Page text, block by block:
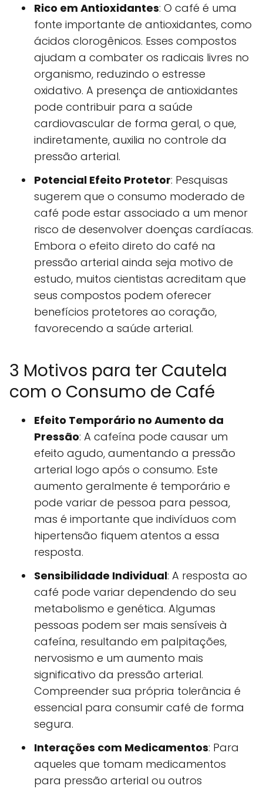
Rico em Antioxidantes: O café é uma
fonte importante de antioxidantes, como
ácidos clorogênicos. Esses compostos
ajudam a combater os radicais livres no
organismo, reduzindo o estresse
oxidativo. A presença de antioxidantes
pode contribuir para a saúde
cardiovascular de forma geral, o que,
indiretamente, auxilia no controle da
pressão arterial.
Potencial Efeito Protetor: Pesquisas
sugerem que o consumo moderado de
café pode estar associado a um menor
risco de desenvolver doenças cardíacas.
Embora o efeito direto do café na
pressão arterial ainda seja motivo de
estudo, muitos cientistas acreditam que
seus compostos podem oferecer
benefícios protetores ao coração,
favorecendo a saúde arterial.
3 Motivos para ter Cautela
com o Consumo de Café
Efeito Temporário no Aumento da
Pressão: A cafeína pode causar um
efeito agudo, aumentando a pressão
arterial logo após o consumo. Este
aumento geralmente é temporário e
pode variar de pessoa para pessoa,
mas é importante que indivíduos com
hipertensão fiquem atentos a essa
resposta.
Sensibilidade Individual: A resposta ao
café pode variar dependendo do seu
metabolismo e genética. Algumas
pessoas podem ser mais sensíveis à
cafeína, resultando em palpitações,
nervosismo e um aumento mais
significativo da pressão arterial.
Compreender sua própria tolerância é
essencial para consumir café de forma
segura.
Interações com Medicamentos: Para
aqueles que tomam medicamentos
para pressão arterial ou outros